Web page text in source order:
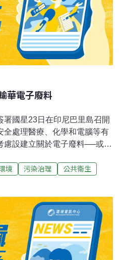
人中有九人有皮膚、神經、呼
導者麥克說他在貴嶼親眼看到
來獲得微量的黃金
華電子廢料
國星23日在印尼巴里島召開
全處理醫療、化學和電腦等有
慮設建立關於電子廢料──或稱
倡議活動。在那裡，沒有做好
掉，從而提取上面的貴重金
轉的《巴塞爾公約》，但是據
項貿易很難打擊。香港成中轉
港則有自己的反「e-廢料」法
在其定義內。據陳宇輝說，進
得偷運變得容易。「據我們的
境 污染治理
公共衛生